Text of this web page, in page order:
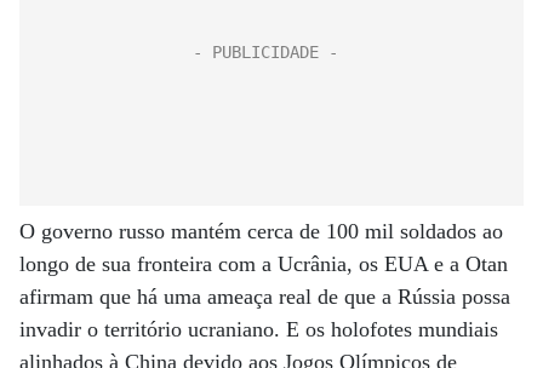
O governo russo mantém cerca de 100 mil soldados ao
longo de sua fronteira com a Ucrânia, os EUA e a Otan
afirmam que há uma ameaça real de que a Rússia possa
invadir o território ucraniano. E os holofotes mundiais
alinhados à China devido aos Jogos Olímpicos de